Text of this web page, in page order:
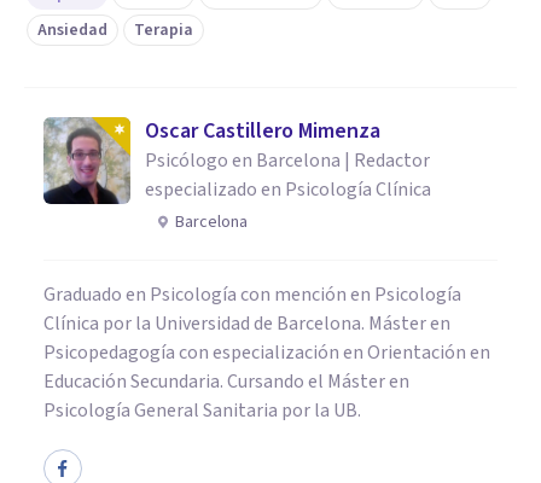
Ansiedad
Terapia
Oscar Castillero Mimenza
Psicólogo en Barcelona | Redactor
especializado en Psicología Clínica
Barcelona
Graduado en Psicología con mención en Psicología
Clínica por la Universidad de Barcelona. Máster en
Psicopedagogía con especialización en Orientación en
Educación Secundaria. Cursando el Máster en
Psicología General Sanitaria por la UB.